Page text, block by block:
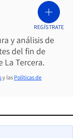
y análisis de
del fin de
La Tercera.
REGÍSTRATE
y las Políticas de